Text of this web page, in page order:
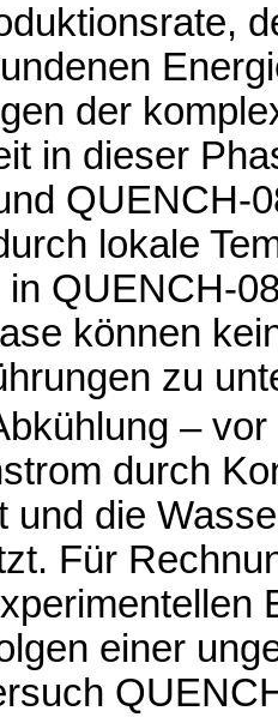
der
in dieser
QUENCH-
lokale
in QUENCH-
können
zu
–
durch
und die
Für
einer